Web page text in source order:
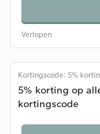
Verlopen
Kortingscode: 5%
5% korting op
kortingscode